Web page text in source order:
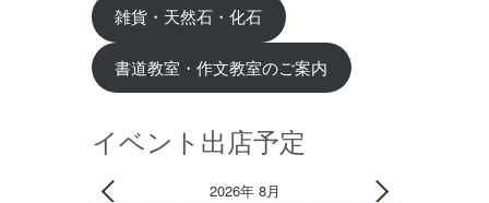
雑貨・天然石・化石
書道教室・作文教室のご案内
イベント出店予定
2026年 8月